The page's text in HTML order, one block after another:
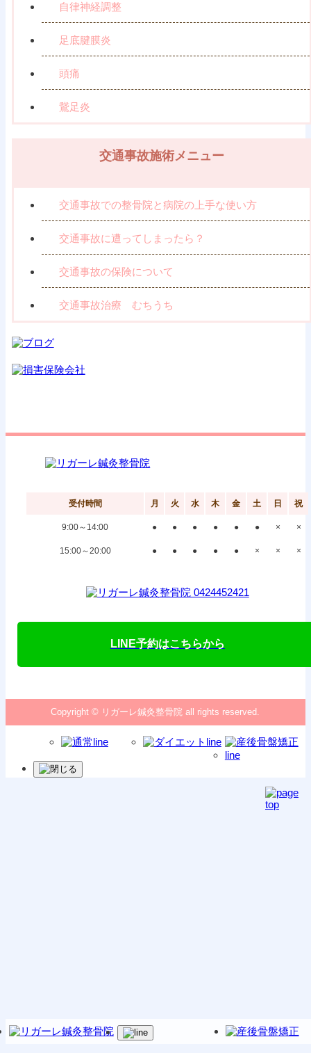
自律神経調整
足底腱膜炎
頭痛
鵞足炎
交通事故施術メニュー
交通事故での整骨院と病院の上手な使い方
交通事故に遭ってしまったら？
交通事故の保険について
交通事故治療 むちうち
受付時間 月 火 水 木 金 土 日 祝
9:00～14:00 ● ● ● ● ● ● × ×
15:00～20:00 ● ● ● ● ● × × ×
LINE予約はこちらから
Copyright © リガーレ鍼灸整骨院 all rights reserved.